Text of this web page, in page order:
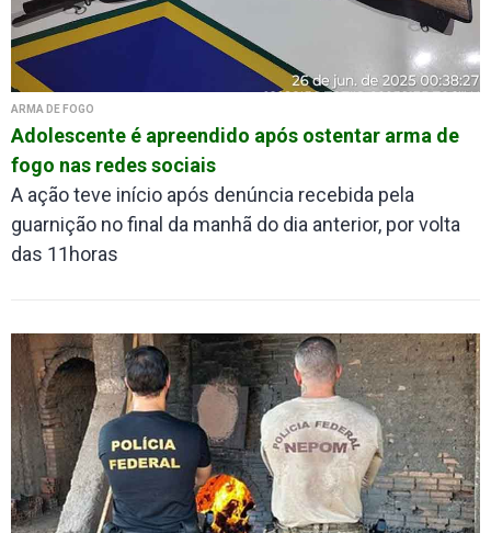
ARMA DE FOGO
Adolescente é apreendido após ostentar arma de
fogo nas redes sociais
A ação teve início após denúncia recebida pela
guarnição no final da manhã do dia anterior, por volta
das 11horas